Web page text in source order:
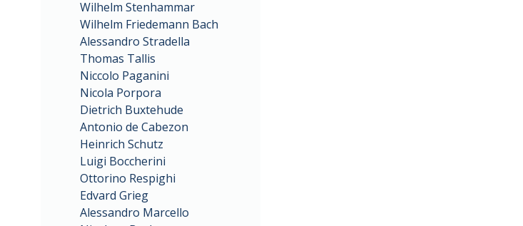
Wilhelm Stenhammar
Wilhelm Friedemann Bach
Alessandro Stradella
Thomas Tallis
Niccolo Paganini
Nicola Porpora
Dietrich Buxtehude
Antonio de Cabezon
Heinrich Schutz
Luigi Boccherini
Ottorino Respighi
Edvard Grieg
Alessandro Marcello